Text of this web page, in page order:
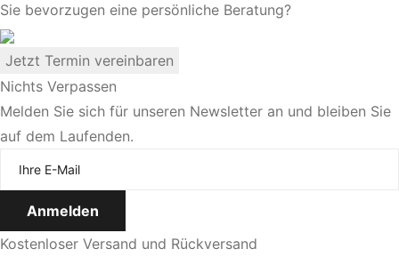
Sie bevorzugen eine persönliche Beratung?
Jetzt Termin vereinbaren
Nichts Verpassen
Melden Sie sich für unseren Newsletter an und bleiben Sie
auf dem Laufenden.
Kostenloser Versand und Rückversand